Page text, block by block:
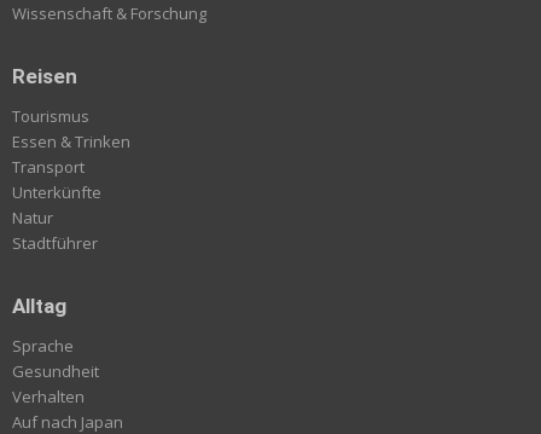
Wissenschaft & Forschung
Reisen
Tourismus
Essen & Trinken
Transport
Unterkünfte
Natur
Stadtführer
Alltag
Sprache
Gesundheit
Verhalten
Auf nach Japan